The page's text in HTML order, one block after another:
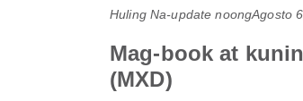
Huling Na-update noongAgosto
Mag-book at
(MXD)